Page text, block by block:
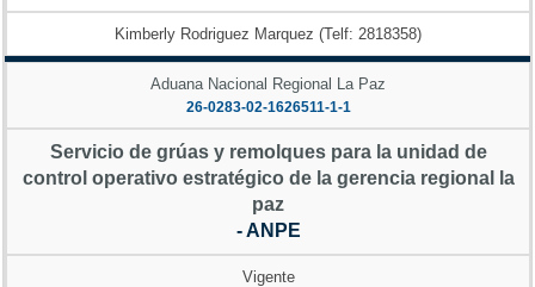
Kimberly Rodriguez Marquez (Telf: 2818358)
Aduana Nacional Regional La Paz
26-0283-02-1626511-1-1
Servicio de grúas y remolques para la unidad de
control operativo estratégico de la gerencia regional la
paz
- ANPE
Vigente